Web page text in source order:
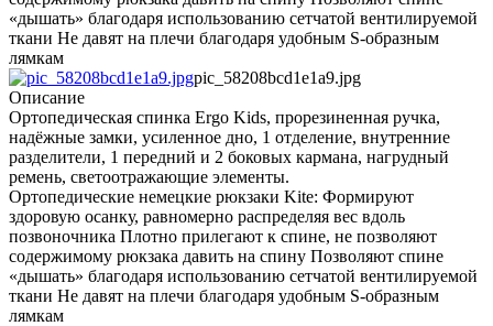
«дышать» благодаря использованию сетчатой вентилируемой
ткани Не давят на плечи благодаря удобным S-образным
лямкам
pic_58208bcd1e1a9.jpg
Описание
Ортопедическая спинка Ergo Kids, прорезиненная ручка,
надёжные замки, усиленное дно, 1 отделение, внутренние
разделители, 1 передний и 2 боковых кармана, нагрудный
ремень, светоотражающие элементы.
Ортопедические немецкие рюкзаки Kite: Формируют
здоровую осанку, равномерно распределяя вес вдоль
позвоночника Плотно прилегают к спине, не позволяют
содержимому рюкзака давить на спину Позволяют спине
«дышать» благодаря использованию сетчатой вентилируемой
ткани Не давят на плечи благодаря удобным S-образным
лямкам